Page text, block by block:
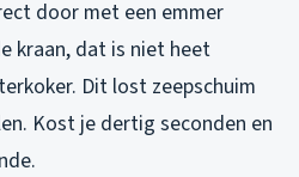
door met een emmer
kraan, dat is niet heet
Dit lost zeepschuim
Kost je dertig seconden en